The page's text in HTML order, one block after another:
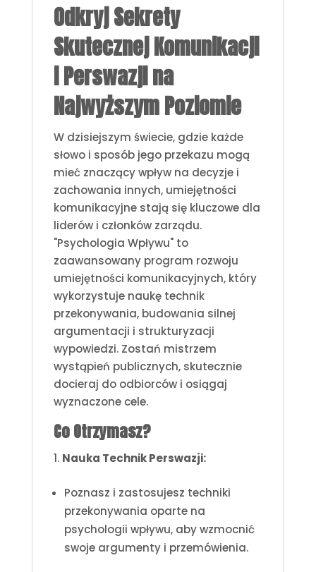
Odkryj Sekrety
Skutecznej Komunikacji
i Perswazji na
Najwyższym Poziomie
W dzisiejszym świecie, gdzie każde
słowo i sposób jego przekazu mogą
mieć znaczący wpływ na decyzje i
zachowania innych, umiejętności
komunikacyjne stają się kluczowe dla
liderów i członków zarządu.
"Psychologia Wpływu" to
zaawansowany program rozwoju
umiejętności komunikacyjnych, który
wykorzystuje naukę technik
przekonywania, budowania silnej
argumentacji i strukturyzacji
wypowiedzi. Zostań mistrzem
wystąpień publicznych, skutecznie
docieraj do odbiorców i osiągaj
wyznaczone cele.
Co Otrzymasz?
Nauka Technik Perswazji:
Poznasz i zastosujesz techniki
przekonywania oparte na
psychologii wpływu, aby wzmocnić
swoje argumenty i przemówienia.